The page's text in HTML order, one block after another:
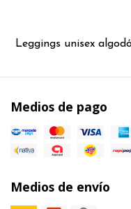
Leggings unisex
Medios de pago
Medios de envío